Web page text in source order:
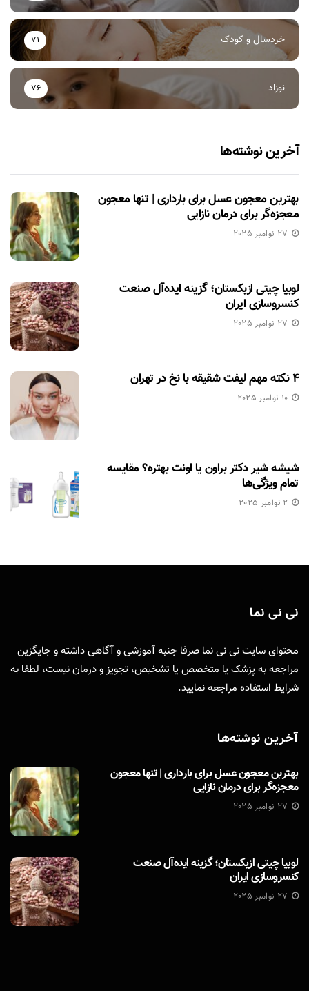
خردسال و کودک 71
نوزاد 76
آخرین نوشته‌ها
بهترین معجون عسل برای بارداری | تنها معجون
معجزه‌گر برای درمان نازایی
27 نوامبر 2025
لوبیا چیتی ازبکستان؛ گزینه ایده‌آل صنعت
کنسروسازی ایران
27 نوامبر 2025
۴ نکته مهم لیفت شقیقه با نخ در تهران
10 نوامبر 2025
شیشه شیر دکتر براون یا اونت بهتره؟ مقایسه
تمام ویژگی‌ها
2 نوامبر 2025
نی نی نما
محتوای سایت نی نی نما صرفا جنبه آموزشی و آگاهی داشته و جایگزین
مراجعه به پزشک یا متخصص یا تشخیص، تجویز و درمان نیست، لطفا به
شرایط استفاده مراجعه نمایید.
آخرین نوشته‌ها
بهترین معجون عسل برای بارداری | تنها معجون
معجزه‌گر برای درمان نازایی
27 نوامبر 2025
لوبیا چیتی ازبکستان؛ گزینه ایده‌آل صنعت
کنسروسازی ایران
27 نوامبر 2025